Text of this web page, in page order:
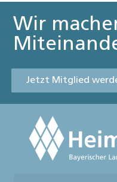
Wir
Jetzt Mitglied